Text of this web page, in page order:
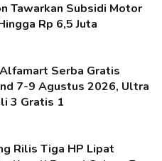
Tawarkan Subsidi Motor
Rp 6,5 Juta
Serba Gratis
7-9 Agustus 2026, Ultra
3 Gratis 1
Rilis Tiga HP Lipat